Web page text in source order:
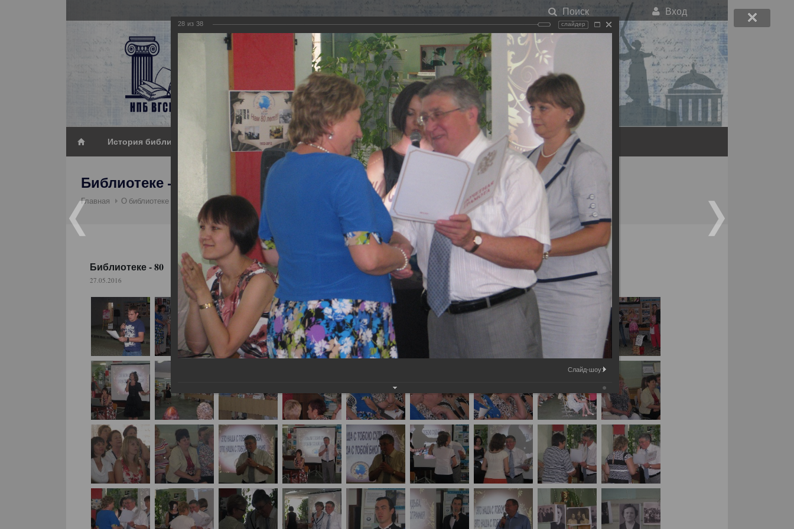
Вход
Поиск
История библиотеки_2
Библиотеке - 80
Главная О библиотеке Фотогалерея Библиотеке - 80
Библиотеке - 80
27.05.2016
28 из 38 слайдер
Слайд-шоу: